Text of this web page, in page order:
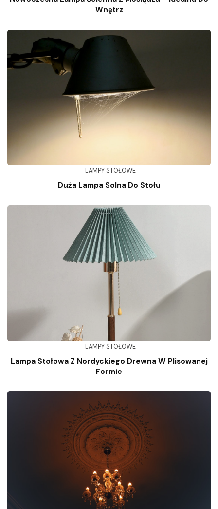
Wnętrz
LAMPY STOŁOWE
Duża Lampa Solna Do Stołu
LAMPY STOŁOWE
Lampa Stołowa Z Nordyckiego Drewna W Plisowanej
Formie